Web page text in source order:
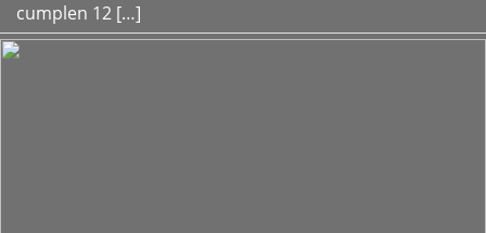
cumplen 12 […]